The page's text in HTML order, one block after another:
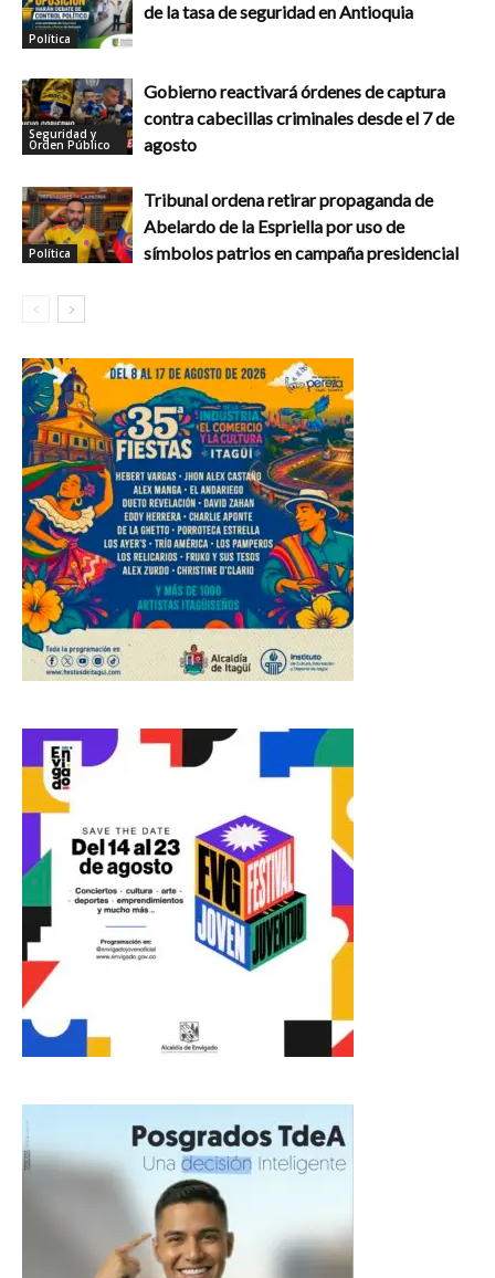
Política
de la tasa de seguridad en Antioquia
Seguridad y
Orden Público
Gobierno reactivará órdenes de captura
contra cabecillas criminales desde el 7 de
agosto
Política
Tribunal ordena retirar propaganda de
Abelardo de la Espriella por uso de
símbolos patrios en campaña presidencial